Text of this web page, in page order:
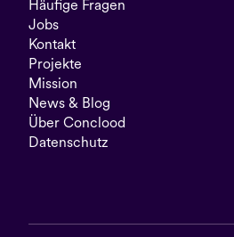
Häufige Fragen
Jobs
Kontakt
Projekte
Mission
News & Blog
Über Conclood
Datenschutz